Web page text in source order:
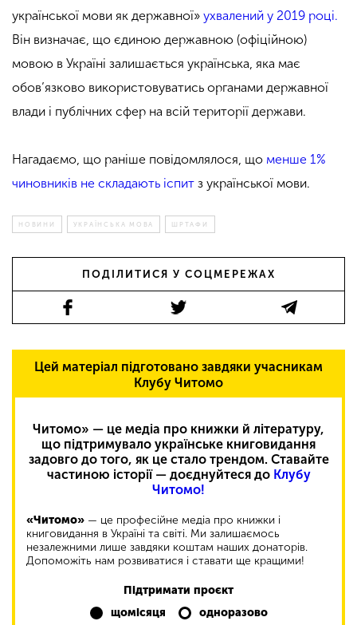
української мови як державної» ухвалений у 2019 році.
Він визначає, що єдиною державною (офіційною)
мовою в Україні залишається українська, яка має
обов’язково використовуватись органами державної
влади і публічних сфер на всій території держави.
Нагадаємо, що раніше повідомлялося, що менше 1%
чиновників не складають іспит з української мови.
НОВИНИ УКРАЇНСЬКА МОВА ШРТАФИ
ПОДІЛИТИСЯ У СОЦМЕРЕЖАХ
Цей матеріал підготовано завдяки учасникам
Клубу Читомо
Читомо» — це медіа про книжки й літературу,
що підтримувало українське книговидання
задовго до того, як це стало трендом. Ставайте
частиною історії — доєднуйтеся до Клубу
Читомо!
«Читомо» — це професійне медіа про книжки і
книговидання в Україні та світі. Ми залишаємось
незалежними лише завдяки коштам наших донаторів.
Допоможіть нам розвиватися і ставати ще кращими!
Підтримати проєкт
щомісяця
одноразово